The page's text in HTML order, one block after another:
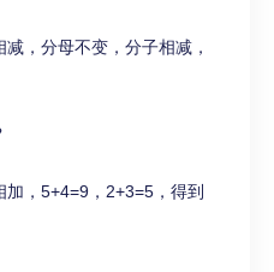
，分母不变，分子相减，
，5+4=9，2+3=5，得到